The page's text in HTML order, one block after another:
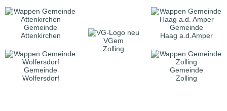
Gemeinde
Attenkirchen
VGem
Zolling
Gemeinde
Haag a.d.Amper
Gemeinde
Wolfersdorf
Gemeinde
Zolling